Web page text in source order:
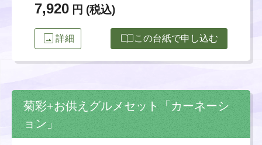
7,920 円 (税込)
image 詳細 import_contactsこの台紙で申し込む
菊彩+お供えグルメセット「カーネーシ
ョン」